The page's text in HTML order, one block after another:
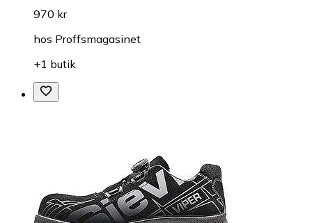
970 kr
hos Proffsmagasinet
+1 butik